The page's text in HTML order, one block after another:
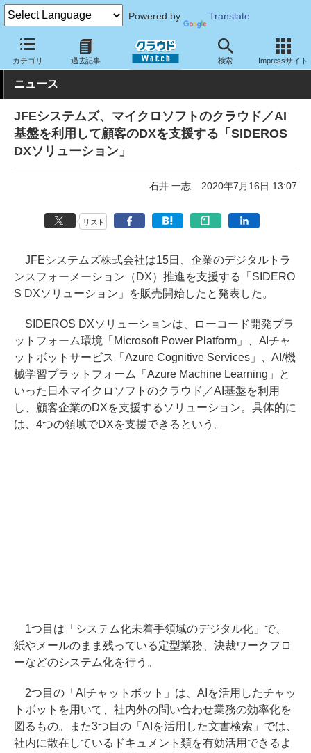
Powered by Translate
カテゴリ 過去記事 検索 Impressサイト
クラウド Watch サービス・ソフト サービス 導入支援
ニュース
JFEシステムズ、マイクロソフトのクラウド／AI
基盤を利用して顧客のDXを支援する「SIDEROS
DXソリューション」
石井 一志 2020年7月16日 13:07
リスト
JFEシステムズ株式会社は15日、企業のデジタルトラ
ンスフォーメーション（DX）推進を支援する「SIDERO
S DXソリューション」を販売開始したと発表した。
SIDEROS DXソリューションは、ローコード開発プラ
ットフォーム環境「Microsoft Power Platform」、AIチャ
ットボットサービス「Azure Cognitive Services」、AI/機
械学習プラットフォーム「Azure Machine Learning」と
いった日本マイクロソフトのクラウド／AI基盤を利用
し、顧客企業のDXを支援するソリューション。具体的に
は、4つの領域でDXを支援できるという。
1つ目は「システム化未着手領域のデジタル化」で、
紙やメールのまま残っている定型業務、決裁ワークフロ
ーなどのシステム化を行う。
2つ目の「AIチャットボット」は、AIを活用したチャッ
トボットを用いて、社内外の問い合わせ業務の効率化を
図るもの。また3つ目の「AIを活用した文書検索」では、
社内に散在しているドキュメント類を有効活用できるよ